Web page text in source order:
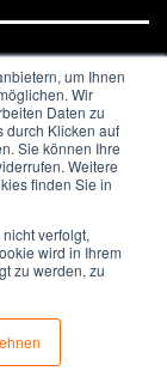
um Ihnen
Wir
Daten zu
durch Klicken auf
Sie können Ihre
Weitere
finden Sie in
verfolgt,
wird in Ihrem
zu werden, zu